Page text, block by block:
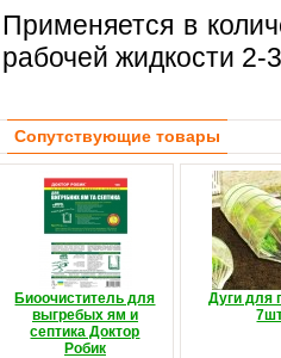
Применяется в
рабочей жидкости 2-
Сопутствующие товары
Биоочиститель для
выгребых ям и
септика Доктор
Робик
Дуги для